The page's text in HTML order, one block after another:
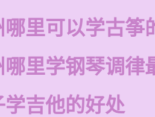
哪里可以学古筝
哪里学钢琴调律
学吉他的好处